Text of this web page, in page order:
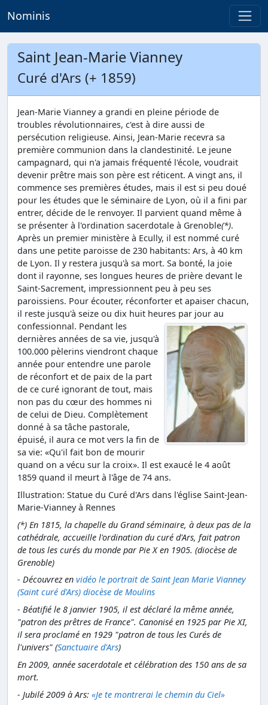
Nominis
Saint Jean-Marie Vianney
Curé d'Ars (+ 1859)
Jean-Marie Vianney a grandi en pleine période de
troubles révolutionnaires, c'est à dire aussi de
persécution religieuse. Ainsi, Jean-Marie recevra sa
première communion dans la clandestinité. Le jeune
campagnard, qui n'a jamais fréquenté l'école, voudrait
devenir prêtre mais son père est réticent. A vingt ans, il
commence ses premières études, mais il est si peu doué
pour les études que le séminaire de Lyon, où il a fini par
entrer, décide de le renvoyer. Il parvient quand même à
se présenter à l'ordination sacerdotale à Grenoble(*).
Après un premier ministère à Ecully, il est nommé curé
dans une petite paroisse de 230 habitants: Ars, à 40 km
de Lyon. Il y restera jusqu'à sa mort. Sa bonté, la joie
dont il rayonne, ses longues heures de prière devant le
Saint-Sacrement, impressionnent peu à peu ses
paroissiens. Pour écouter, réconforter et apaiser chacun,
il reste jusqu'à seize ou dix huit heures par jour au
confessionnal. Pendant les
dernières années de sa vie, jusqu'à
100.000 pèlerins viendront chaque
année pour entendre une parole
de réconfort et de paix de la part
de ce curé ignorant de tout, mais
non pas du cœur des hommes ni
de celui de Dieu. Complètement
donné à sa tâche pastorale,
épuisé, il aura ce mot vers la fin de
sa vie: «Qu'il fait bon de mourir
quand on a vécu sur la croix». Il est exaucé le 4 août
1859 quand il meurt à l'âge de 74 ans.
Illustration: Statue du Curé d'Ars dans l'église Saint-Jean-
Marie-Vianney à Rennes
(*) En 1815, la chapelle du Grand séminaire, à deux pas de la
cathédrale, accueille l'ordination du curé d'Ars, fait patron
de tous les curés du monde par Pie X en 1905. (diocèse de
Grenoble)
- Découvrez en vidéo le portrait de Saint Jean Marie Vianney
(Saint curé d'Ars) diocèse de Moulins
- Béatifié le 8 janvier 1905, il est déclaré la même année,
"patron des prêtres de France". Canonisé en 1925 par Pie XI,
il sera proclamé en 1929 "patron de tous les Curés de
l'univers" (Sanctuaire d'Ars)
En 2009, année sacerdotale et célébration des 150 ans de sa
mort.
- Jubilé 2009 à Ars: «Je te montrerai le chemin du Ciel»